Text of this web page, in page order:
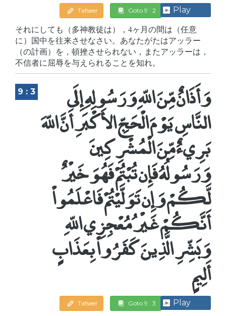
Tafseer Goto 9 : 2 Play
それにしても（多神教徒は），4ヶ月の間は（任意
に）国中を往来させなさい。あなたがたはアッラー
（の計画）を，頓挫させられない，またアッラーは，
不信者に屈辱を与えられることを知れ。
9 : 3 وَأَذَانٌ مِّنَ اللّهِ وَرَسُولِهِ إِلَى
النَّاسِ يَوْمَ الْحَجِّ الأَكْبَرِ أَنَّ اللّهَ
بَرِيءٌ مِّنَ الْمُشْرِكِينَ
وَرَسُولُهُ فَإِن تُبْتُمْ فَهُوَ خَيْرٌ
لَّكُمْ وَإِن تَوَلَّيْتُمْ فَاعْلَمُواْ
أَنَّكُمْ غَيْرُ مُعْجِزِي اللّهِ
وَبَشِّرِ الَّذِينَ كَفَرُواْ بِعَذَابٍ
أَلِيمٍ
Tafseer Goto 9 : 3 Play